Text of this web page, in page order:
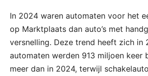
In 2024 waren automaten voor het
op Marktplaats dan auto’s met
versnelling. Deze trend heeft zich in
automaten werden 913 miljoen keer
meer dan in 2024, terwijl